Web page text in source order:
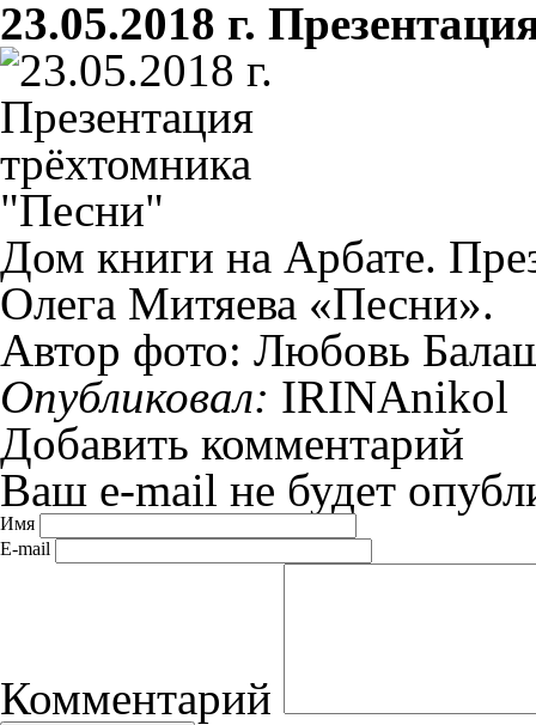
23.05.2018 г.
Дом книги на Арбате.
Олега Митяева «Песни».
Автор фото: Любовь
Опубликовал: IRINAnikol
Добавить комментарий
Ваш e-mail не будет
Имя
E-mail
Комментарий